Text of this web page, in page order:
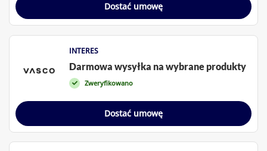
Dostać umowę
INTERES
Darmowa wysyłka na wybrane produkty
Zweryfikowano
Dostać umowę